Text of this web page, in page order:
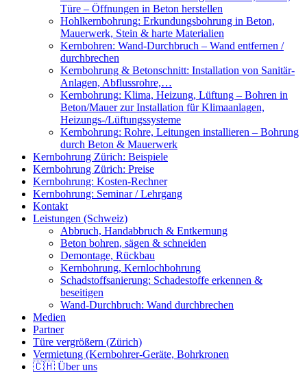
Türe – Öffnungen in Beton herstellen
Hohlkernbohrung: Erkundungsbohrung in Beton,
Mauerwerk, Stein & harte Materialien
Kernbohren: Wand-Durchbruch – Wand entfernen /
durchbrechen
Kernbohrung & Betonschnitt: Installation von Sanitär-
Anlagen, Abflussrohre,…
Kernbohrung: Klima, Heizung, Lüftung – Bohren in
Beton/Mauer zur Installation für Klimaanlagen,
Heizungs-/Lüftungssysteme
Kernbohrung: Rohre, Leitungen installieren – Bohrung
durch Beton & Mauerwerk
Kernbohrung Zürich: Beispiele
Kernbohrung Zürich: Preise
Kernbohrung: Kosten-Rechner
Kernbohrung: Seminar / Lehrgang
Kontakt
Leistungen (Schweiz)
Abbruch, Handabbruch & Entkernung
Beton bohren, sägen & schneiden
Demontage, Rückbau
Kernbohrung, Kernlochbohrung
Schadstoffsanierung: Schadestoffe erkennen &
beseitigen
Wand-Durchbruch: Wand durchbrechen
Medien
Partner
Türe vergrößern (Zürich)
Vermietung (Kernbohrer-Geräte, Bohrkronen
🇨🇭 Über uns